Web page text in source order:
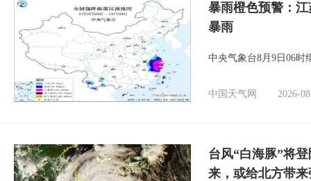
暴雨橙色预警：
暴雨
中央气象台8月9日06时
中国天气网 2026-
台风“白海豚”将
来，或给北方带